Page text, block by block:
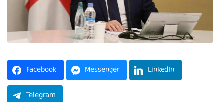
Facebook Messenger LinkedIn
Telegram